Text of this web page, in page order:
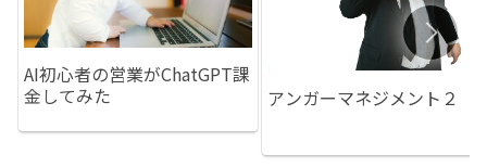
AI初心者の営業がChatGPT課
金してみた
アンガーマネジメント２